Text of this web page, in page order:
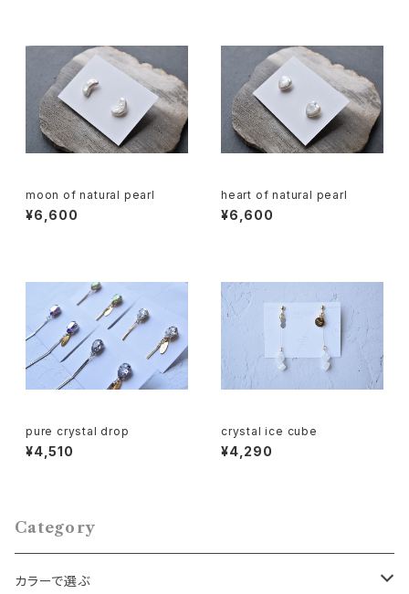
moon of natural pearl
¥6,600
heart of natural pearl
¥6,600
pure crystal drop
¥4,510
crystal ice cube
¥4,290
Category
カラーで選ぶ